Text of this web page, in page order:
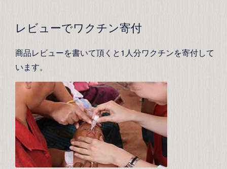
レビューでワクチン寄付
商品レビューを書いて頂くと1人分ワクチンを寄付して
います。